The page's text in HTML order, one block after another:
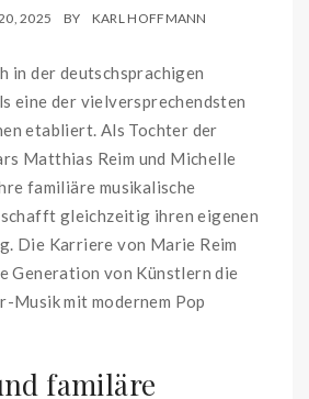
2025 BY KARL HOFFMANN
in der deutschsprachigen
eine der vielversprechendsten
etabliert. Als Tochter der
Matthias Reim und Michelle
familiäre musikalische
gleichzeitig ihren eigenen
Die Karriere von Marie Reim
Generation von Künstlern die
Musik mit modernem Pop
familäre